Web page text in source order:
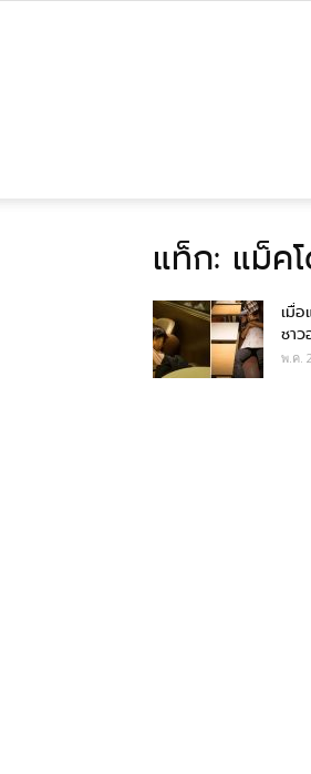
แท็ก: แม็ค
เมื่
ชา
พ.ค.